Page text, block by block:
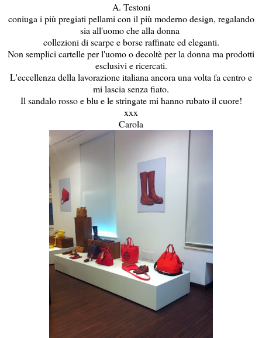
A. Testoni
coniuga i più pregiati pellami con il più moderno design, regalando
sia all'uomo che alla donna
collezioni di scarpe e borse raffinate ed eleganti.
Non semplici cartelle per l'uomo o decoltè per la donna ma prodotti
esclusivi e ricercati.
L'eccellenza della lavorazione italiana ancora una volta fa centro e
mi lascia senza fiato.
Il sandalo rosso e blu e le stringate mi hanno rubato il cuore!
xxx
Carola